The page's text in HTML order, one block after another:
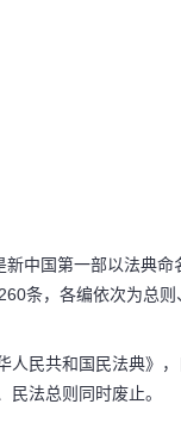
中国第一部以法典
条，各编依次为总
民共和国民法典》
法总则同时废止。